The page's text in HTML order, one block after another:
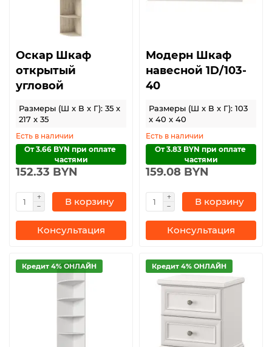
Оскар Шкаф
открытый
угловой
Размеры (Ш x В x Г): 35 x
217 x 35
Есть в наличии
От 3.66 BYN при оплате
частями
152.33 BYN
В корзину
Консультация
Модерн Шкаф
навесной 1D/103-
40
Размеры (Ш x В x Г): 103
x 40 x 40
Есть в наличии
От 3.83 BYN при оплате
частями
159.08 BYN
В корзину
Консультация
Кредит 4% ОНЛАЙН Кредит 4% ОНЛАЙН